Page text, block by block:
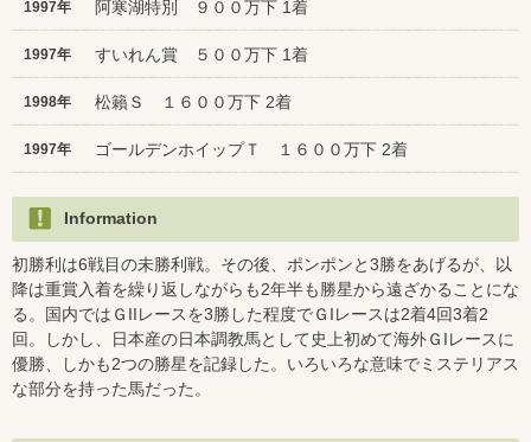
1997年 阿寒湖特別 ９００万下 1着
1997年 すいれん賞 ５００万下 1着
1998年 松籟Ｓ １６００万下 2着
1997年 ゴールデンホイップＴ １６００万下 2着
Information
初勝利は6戦目の未勝利戦。その後、ポンポンと3勝をあげるが、以
降は重賞入着を繰り返しながらも2年半も勝星から遠ざかることにな
る。国内ではＧIIレースを3勝した程度でＧIレースは2着4回3着2
回。しかし、日本産の日本調教馬として史上初めて海外ＧIレースに
優勝、しかも2つの勝星を記録した。いろいろな意味でミステリアス
な部分を持った馬だった。